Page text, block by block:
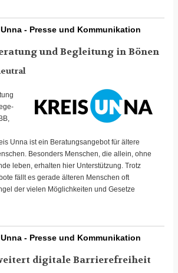
- Presse und Kommunikation
und Begleitung in Bönen
Unna ist ein Beratungsangebot für ältere
Besonders Menschen, die allein, ohne
leben, erhalten hier Unterstützung. Trotz
fällt es gerade älteren Menschen oft
der vielen Möglichkeiten und Gesetze
- Presse und Kommunikation
digitale Barrierefreiheit